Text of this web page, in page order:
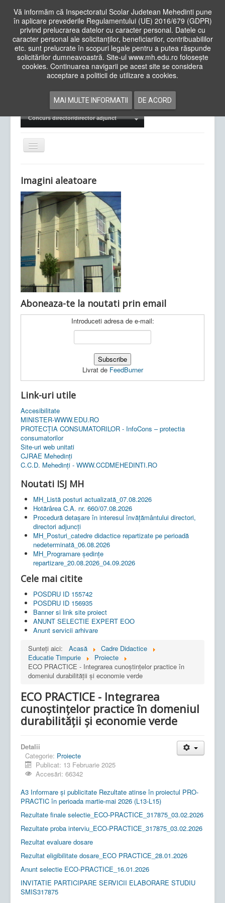
Vă informăm că Inspectoratul Scolar Judetean Mehedinti pune
în aplicare prevederile Regulamentului (UE) 2016/679 (GDPR)
privind prelucrarea datelor cu caracter personal. Datele cu
caracter personal ale solicitanților, beneficiarilor, contribuabililor
etc. sunt prelucrate în scopuri legale pentru a putea răspunde
solicitărilor dumneavoastră. Site-ul www.mh.edu.ro folosește
cookies. Continuarea navigarii pe acest site se considera
acceptare a politicii de utilizare a cookies.
MAI MULTE INFORMATII DE ACORD
Cauta
in
siteAcasa Cadre Didactice
Examene Naționale
Concurs director/director adjunct
Comută
navigarea
Ultimele articole: Vi, 04.11.2022 -
Județean Mehedinți
Imagini aleatoare
Aboneaza-te la noutati prin email
Introduceti adresa de e-mail:
Livrat de FeedBurner
Link-uri utile
Accesibilitate
MINISTER-WWW.EDU.RO
PROTECȚIA CONSUMATORILOR - InfoCons – protectia
consumatorilor
Site-uri web unitati
CJRAE Mehedinți
C.C.D. Mehedinţi - WWW.CCDMEHEDINTI.RO
Noutati ISJ MH
MH_Listă posturi actualizată_07.08.2026
Hotărârea C.A. nr. 660/07.08.2026
Procedură detașare în interesul învățământului directori,
directori adjuncți
MH_Posturi_catedre didactice repartizate pe perioadă
nedeterminată_06.08.2026
MH_Programare ședințe
repartizare_20.08.2026_04.09.2026
Cele mai citite
POSDRU ID 155742
POSDRU ID 156935
Banner si link site proiect
ANUNT SELECTIE EXPERT EOO
Anunt servicii arhivare
Sunteți aici:
Acasă
Cadre Didactice
Educatie Timpurie
Proiecte
ECO PRACTICE - Integrarea cunoștințelor practice în
domeniul durabilității și economie verde
ECO PRACTICE - Integrarea
cunoștințelor practice în domeniul
durabilității și economie verde
Detalii
Categorie: Proiecte
Publicat: 13 Februarie 2025
Accesări: 66342
A3 Informare și publicitate Rezultate atinse în proiectul PRO-
PRACTIC în perioada martie-mai 2026 (L13-L15)
Rezultate finale selectie_ECO-PRACTICE_317875_03.02.2026
Rezultate proba interviu_ECO-PRACTICE_317875_03.02.2026
Rezultat evaluare dosare
Rezultat eligibilitate dosare_ECO PRACTICE_28.01.2026
Anunt selectie ECO-PRACTICE_16.01.2026
INVITATIE PARTICIPARE SERVICII ELABORARE STUDIU
SMIS317875